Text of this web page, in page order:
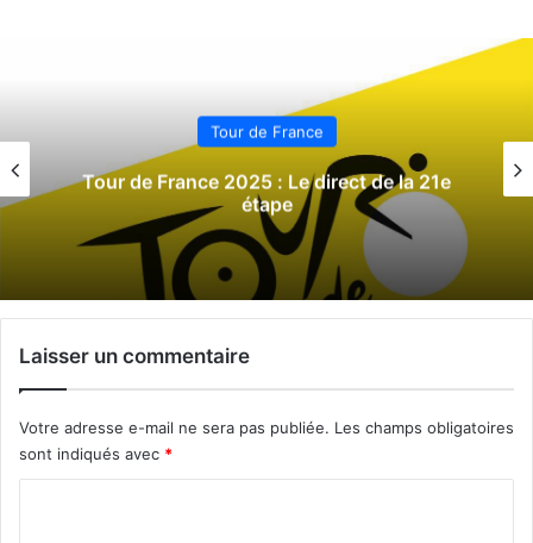
Tour de France
Tour de France 2025 : Le direct de la 21e
étape
Laisser un commentaire
Votre adresse e-mail ne sera pas publiée. Les champs obligatoires
sont indiqués avec *